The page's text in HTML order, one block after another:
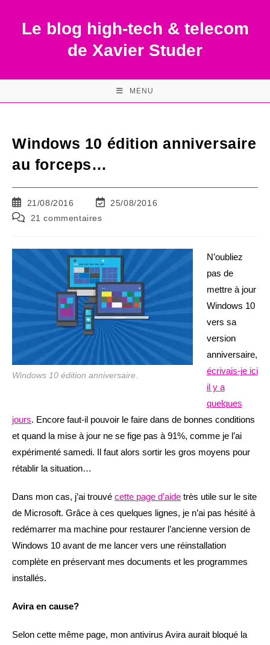
contentLe blog high-tech & telecom
de Xavier Studer
MENU
Windows 10 édition anniversaire
au forceps…
Publication
publiée :
21/08/2016
Dernière
publication :
25/08/2016
Commentaires
publication :
21 commentaires
Windows 10 édition anniversaire.
N’oubliez
pas de
mettre à jour
Windows 10
vers sa
version
anniversaire,
écrivais-je ici
il y a
quelques
jours. Encore faut-il pouvoir le faire dans de bonnes conditions
et quand la mise à jour ne se fige pas à 91%, comme je l’ai
expérimenté samedi. Il faut alors sortir les gros moyens pour
rétablir la situation…
Dans mon cas, j’ai trouvé cette page d’aide très utile sur le site
de Microsoft. Grâce à ces quelques lignes, je n’ai pas hésité à
redémarrer ma machine pour restaurer l’ancienne version de
Windows 10 avant de me lancer vers une réinstallation
complète en préservant mes documents et les programmes
installés.
Avira en cause?
Selon cette même page, mon antivirus Avira aurait bloqué la